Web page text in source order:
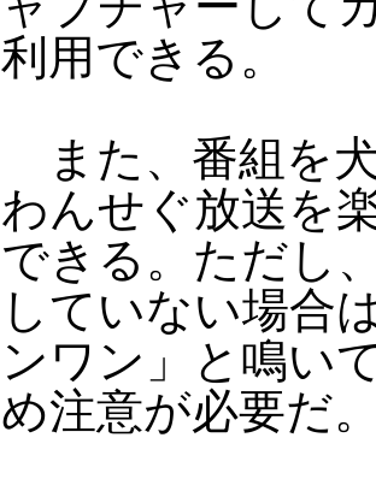
利用できる。
また、番組を
わんせぐ放送を
できる。ただし
していない場合
ンワン」と鳴い
め注意が必要だ